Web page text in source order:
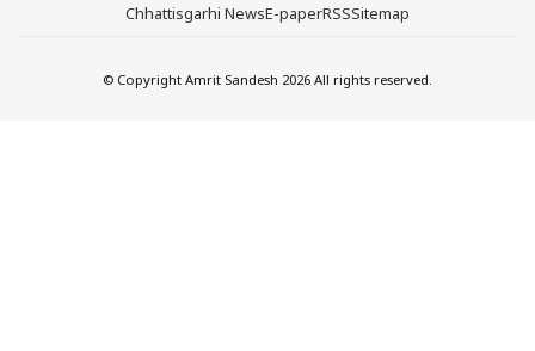
Chhattisgarhi NewsE-paperRSSSitemap
© Copyright Amrit Sandesh 2026 All rights reserved.